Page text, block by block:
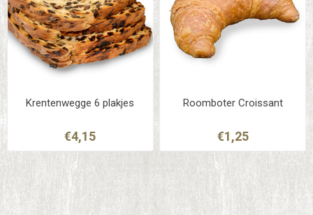
Krentenwegge 6 plakjes
€4,15
Roomboter Croissant
€1,25